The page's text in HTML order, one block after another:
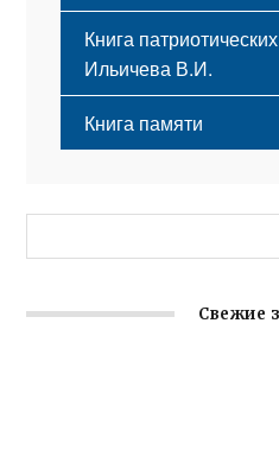
Книга
Ильичева В.И.
Книга памяти
Свежие